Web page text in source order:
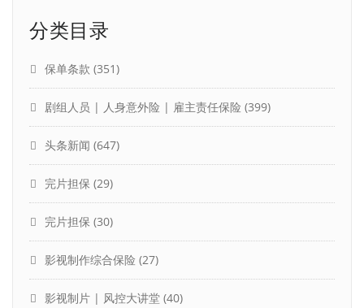
分类目录
保单条款 (351)
剧组人员 | 人身意外险 | 雇主责任保险 (399)
头条新闻 (647)
完片担保 (29)
完片担保 (30)
影视制作综合保险 (27)
影视制片 | 风控大讲堂 (40)